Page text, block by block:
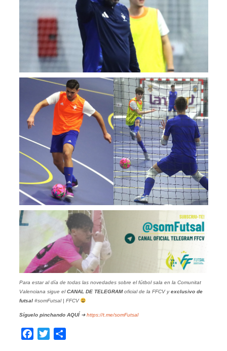
Para estar al día de todas las novedades sobre el fútbol sala en la Comunitat
Valenciana sigue elCANAL DE TELEGRAMoficial de la FFCV yexclusivo de
futsal#somFutsal | FFCV
Síguelo pinchando AQUÍ➜https://t.me/somFutsal
Facebook
Twitter